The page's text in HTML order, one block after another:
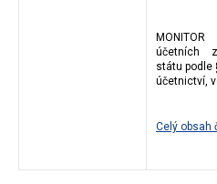
účetních
státu podle
účetnictví,
Celý obsah